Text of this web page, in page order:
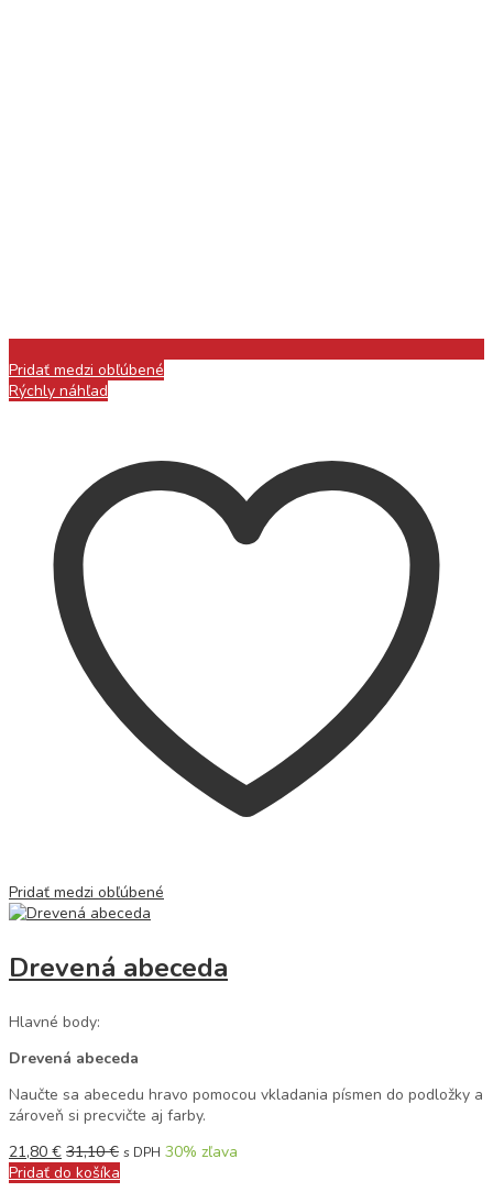
Pridať medzi obľúbené
Rýchly náhľad
Pridať medzi obľúbené
Drevená abeceda
Hlavné body:
Drevená abeceda
Naučte sa abecedu hravo pomocou vkladania písmen do podložky a
zároveň si precvičte aj farby.
21,80 € 31,10€ s DPH 30% zľava
Pridať do košíka